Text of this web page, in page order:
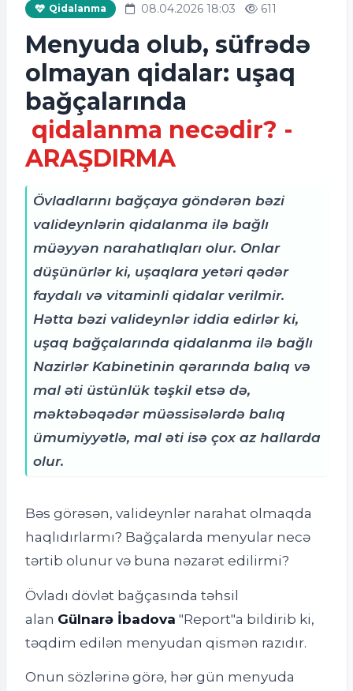
Qidalanma 08.04.2026 18:03 611
Menyuda olub, süfrədə
olmayan qidalar: uşaq
bağçalarında
qidalanma necədir? -
ARAŞDIRMA
Övladlarını bağçaya göndərən bəzi
valideynlərin qidalanma ilə bağlı
müəyyən narahatlıqları olur. Onlar
düşünürlər ki, uşaqlara yetəri qədər
faydalı və vitaminli qidalar verilmir.
Hətta bəzi valideynlər iddia edirlər ki,
uşaq bağçalarında qidalanma ilə bağlı
Nazirlər Kabinetinin qərarında balıq və
mal əti üstünlük təşkil etsə də,
məktəbəqədər müəssisələrdə balıq
ümumiyyətlə, mal əti isə çox az hallarda
olur.
Bəs görəsən, valideynlər narahat olmaqda
haqlıdırlarmı? Bağçalarda menyular necə
tərtib olunur və buna nəzarət edilirmi?
Övladı dövlət bağçasında təhsil
alan Gülnarə İbadova "Report"a bildirib ki,
təqdim edilən menyudan qismən razıdır.
Onun sözlərinə görə, hər gün menyuda